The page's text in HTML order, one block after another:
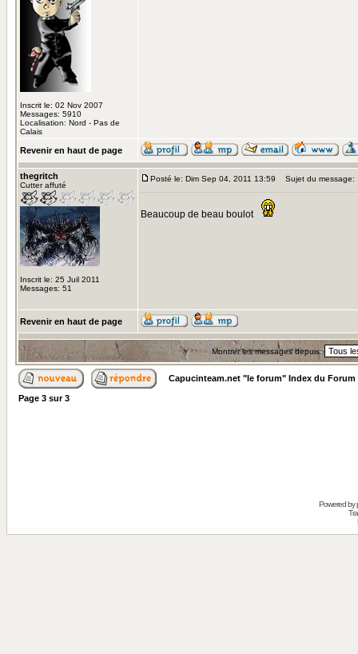
Inscrit le: 02 Nov 2007
Messages: 5910
Localisation: Nord - Pas de
Calais
Revenir en haut de page
thegritch
Cutter affuté
Inscrit le: 25 Juil 2011
Messages: 51
Posté le: Dim Sep 04, 2011 13:59 Sujet du message:
Beaucoup de beau boulot
Revenir en haut de page
Montrer les messages depuis:
Capucinteam.net "le forum" Index du Forum
Page 3 sur3
Powered by